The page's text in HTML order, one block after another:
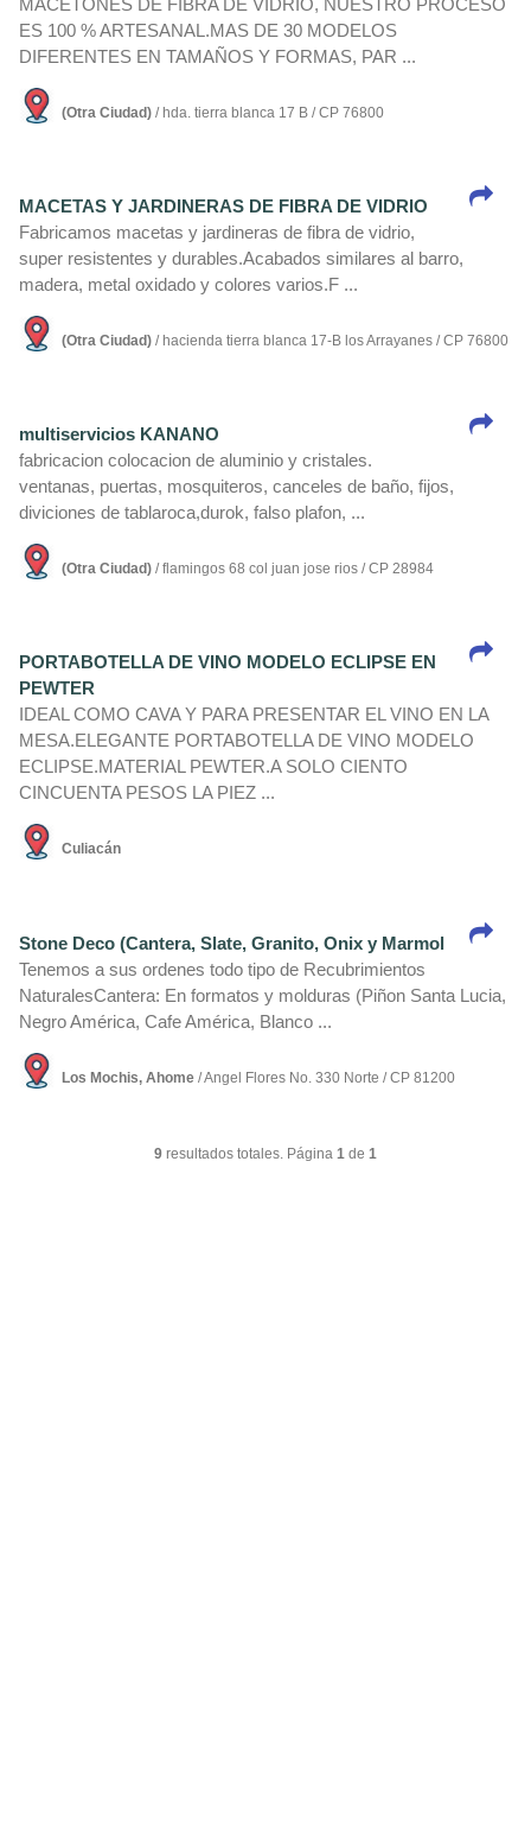
ES 100 % ARTESANAL.MAS DE 30 MODELOS
DIFERENTES EN TAMAÑOS Y FORMAS, PAR ...
(Otra Ciudad) / hda. tierra blanca 17 B / CP 76800
MACETAS Y JARDINERAS DE FIBRA DE VIDRIO
Fabricamos macetas y jardineras de fibra de vidrio,
super resistentes y durables.Acabados similares al barro,
madera, metal oxidado y colores varios.F ...
(Otra Ciudad) / hacienda tierra blanca 17-B los Arrayanes / CP 76800
multiservicios KANANO
fabricacion colocacion de aluminio y cristales.
ventanas, puertas, mosquiteros, canceles de baño, fijos,
diviciones de tablaroca,durok, falso plafon, ...
(Otra Ciudad) / flamingos 68 col juan jose rios / CP 28984
PORTABOTELLA DE VINO MODELO ECLIPSE EN
PEWTER
IDEAL COMO CAVA Y PARA PRESENTAR EL VINO EN LA
MESA.ELEGANTE PORTABOTELLA DE VINO MODELO
ECLIPSE.MATERIAL PEWTER.A SOLO CIENTO
CINCUENTA PESOS LA PIEZ ...
Culiacán
Stone Deco (Cantera, Slate, Granito, Onix y Marmol
Tenemos a sus ordenes todo tipo de Recubrimientos
NaturalesCantera: En formatos y molduras (Piñon Santa Lucia,
Negro América, Cafe América, Blanco ...
Los Mochis, Ahome / Angel Flores No. 330 Norte / CP 81200
9 resultados totales. Página 1 de 1